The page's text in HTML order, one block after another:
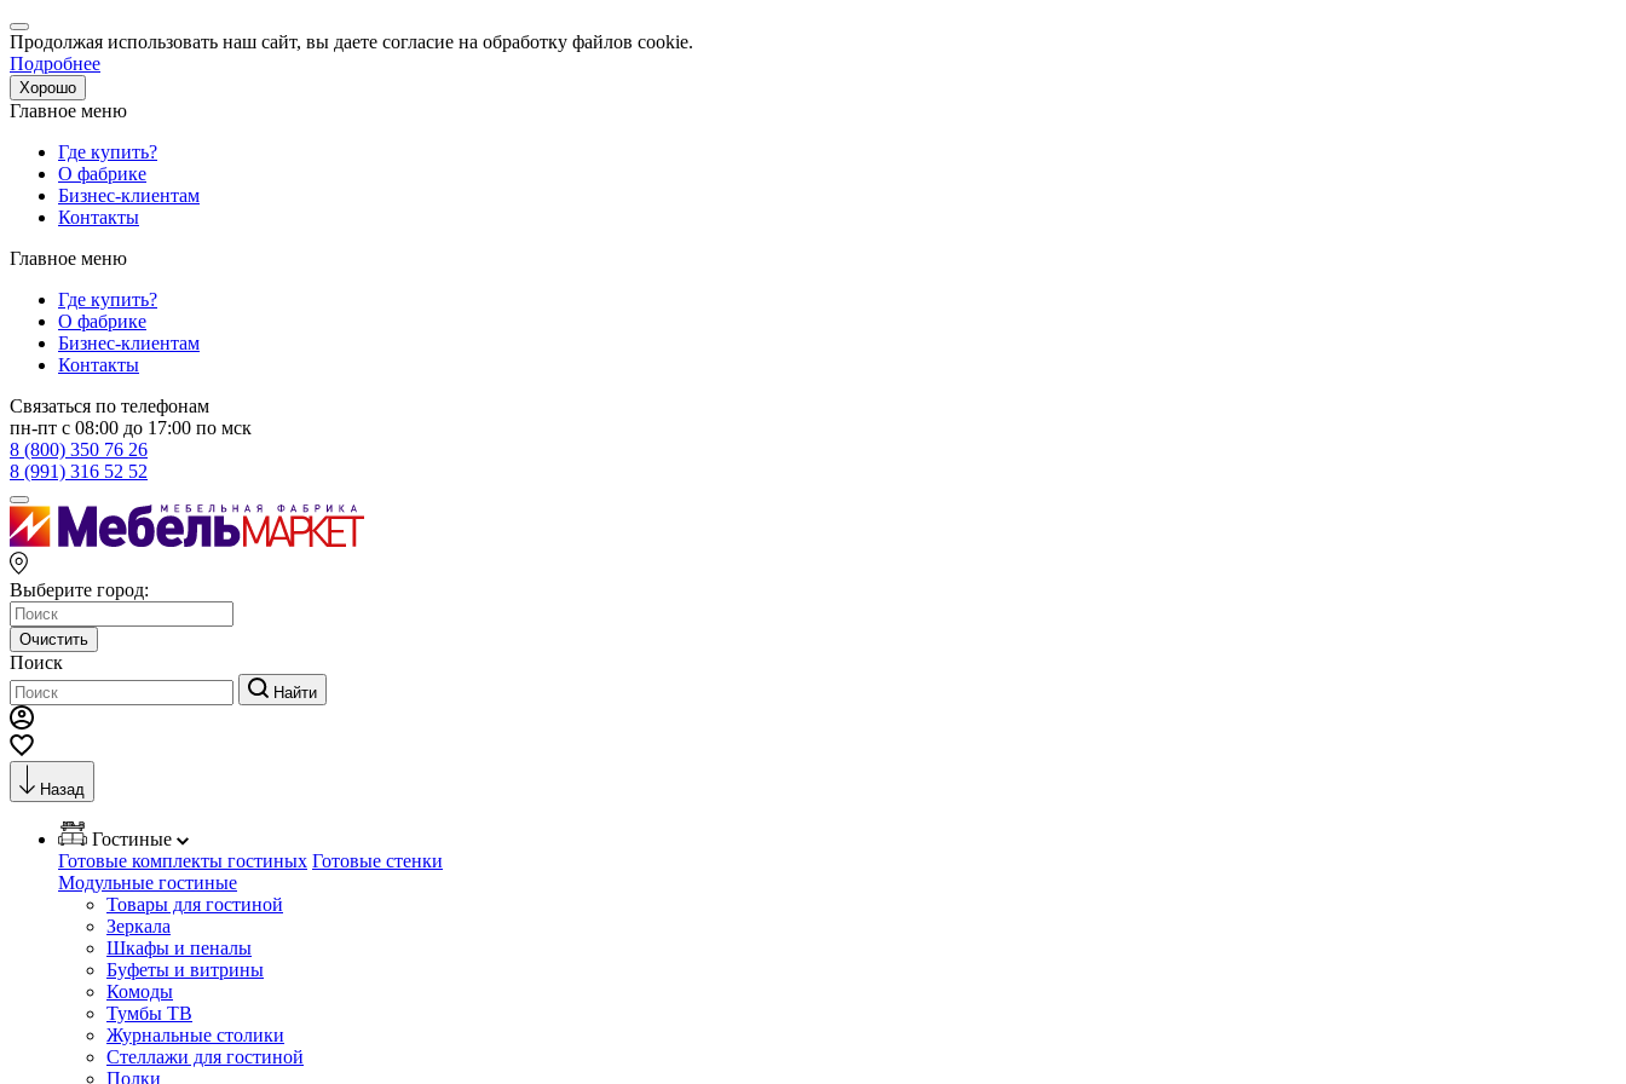
Продолжая использовать наш сайт, вы даете согласие на обработку файлов cookie.
Подробнее
Хорошо
Главное меню
Где купить?
О фабрике
Бизнес-клиентам
Контакты
Главное меню
Где купить?
О фабрике
Бизнес-клиентам
Контакты
Связаться по телефонам
пн-пт с 08:00 до 17:00 по мск
8 (800) 350 76 26
8 (991) 316 52 52
Выберите город:
Очистить
Поиск
Найти
Назад
Гостиные
Готовые комплекты гостиных Готовые стенки
Модульные гостиные
Товары для гостиной
Зеркала
Шкафы и пеналы
Буфеты и витрины
Комоды
Тумбы ТВ
Журнальные столики
Стеллажи для гостиной
Полки